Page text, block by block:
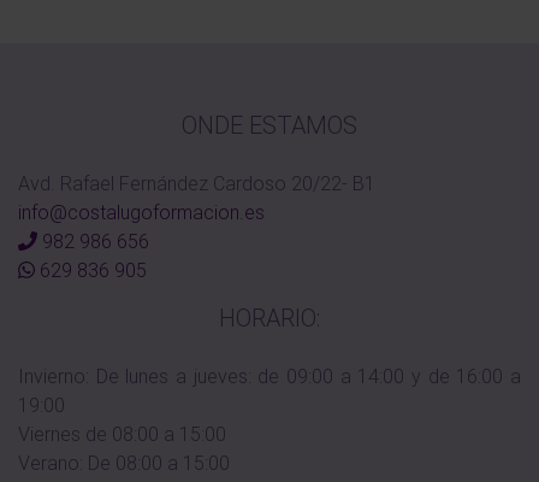
ONDE ESTAMOS
Avd. Rafael Fernández Cardoso 20/22- B1
info@costalugoformacion.es
982 986 656
629 836 905
HORARIO:
Invierno: De lunes a jueves: de 09:00 a 14:00 y de 16:00 a
19:00
Viernes de 08:00 a 15:00
Verano: De 08:00 a 15:00